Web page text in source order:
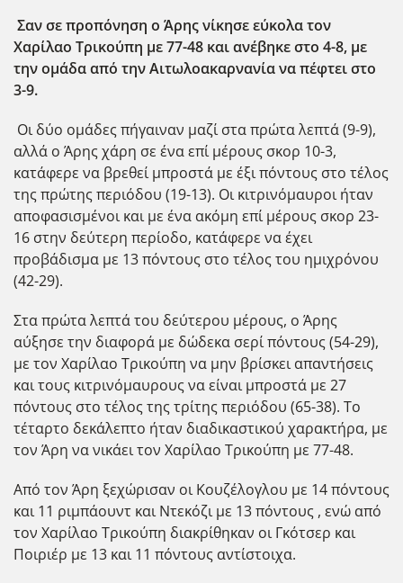
Σαν σε προπόνηση ο Άρης νίκησε εύκολα τον
Χαρίλαο Τρικούπη με 77-48 και ανέβηκε στο 4-8, με
την ομάδα από την Αιτωλοακαρνανία να πέφτει στο
3-9.
Οι δύο ομάδες πήγαιναν μαζί στα πρώτα λεπτά (9-9),
αλλά ο Άρης χάρη σε ένα επί μέρους σκορ 10-3,
κατάφερε να βρεθεί μπροστά με έξι πόντους στο τέλος
της πρώτης περιόδου (19-13). Οι κιτρινόμαυροι ήταν
αποφασισμένοι και με ένα ακόμη επί μέρους σκορ 23-
16 στην δεύτερη περίοδο, κατάφερε να έχει
προβάδισμα με 13 πόντους στο τέλος του ημιχρόνου
(42-29).
Στα πρώτα λεπτά του δεύτερου μέρους, ο Άρης
αύξησε την διαφορά με δώδεκα σερί πόντους (54-29),
με τον Χαρίλαο Τρικούπη να μην βρίσκει απαντήσεις
και τους κιτρινόμαυρους να είναι μπροστά με 27
πόντους στο τέλος της τρίτης περιόδου (65-38). Το
τέταρτο δεκάλεπτο ήταν διαδικαστικού χαρακτήρα, με
τον Άρη να νικάει τον Χαρίλαο Τρικούπη με 77-48.
Από τον Άρη ξεχώρισαν οι Κουζέλογλου με 14 πόντους
και 11 ριμπάουντ και Ντεκόζι με 13 πόντους , ενώ από
τον Χαρίλαο Τρικούπη διακρίθηκαν οι Γκότσερ και
Ποιριέρ με 13 και 11 πόντους αντίστοιχα.